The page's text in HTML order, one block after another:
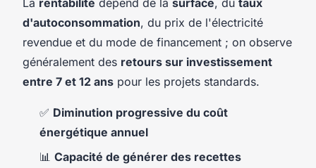
La rentabilité dépend de la surface, du taux
d'autoconsommation, du prix de l'électricité
revendue et du mode de financement ; on observe
généralement des retours sur investissement
entre 7 et 12 ans pour les projets standards.
✅ Diminution progressive du coût
énergétique annuel
📊 Capacité de générer des recettes